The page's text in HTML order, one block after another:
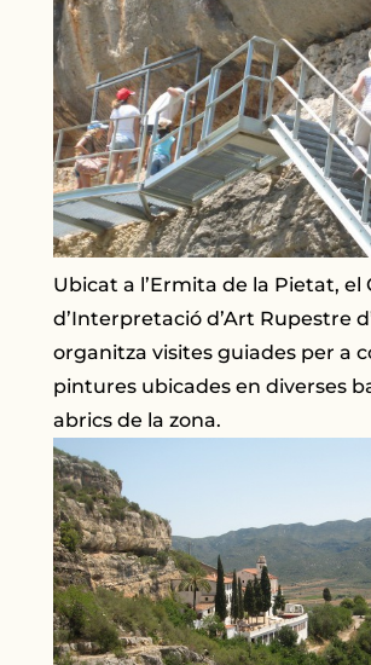
Ubicat a l’Ermita de la Pietat, el
d’Interpretació d’Art Rupestre
organitza visites guiades per a
pintures ubicades en diverses
abrics de la zona.